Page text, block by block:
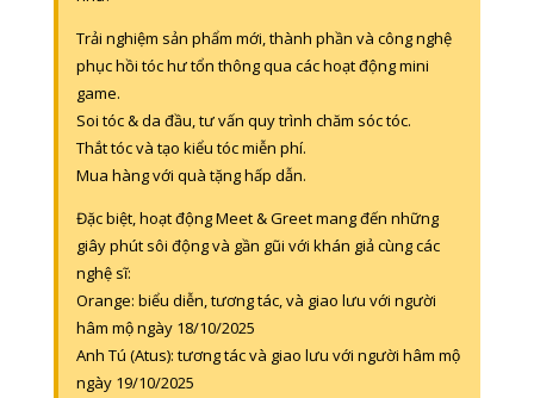
Trải nghiệm sản phẩm mới, thành phần và công nghệ
phục hồi tóc hư tổn thông qua các hoạt động mini
game.
Soi tóc & da đầu, tư vấn quy trình chăm sóc tóc.
Thắt tóc và tạo kiểu tóc miễn phí.
Mua hàng với quà tặng hấp dẫn.
Đặc biệt, hoạt động Meet & Greet mang đến những
giây phút sôi động và gần gũi với khán giả cùng các
nghệ sĩ:
Orange: biểu diễn, tương tác, và giao lưu với người
hâm mộ ngày 18/10/2025
Anh Tú (Atus): tương tác và giao lưu với người hâm mộ
ngày 19/10/2025